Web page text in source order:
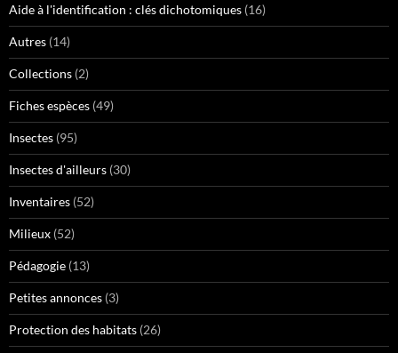
Aide à l'identification : clés dichotomiques (16)
Autres (14)
Collections (2)
Fiches espèces (49)
Insectes (95)
Insectes d'ailleurs (30)
Inventaires (52)
Milieux (52)
Pédagogie (13)
Petites annonces (3)
Protection des habitats (26)